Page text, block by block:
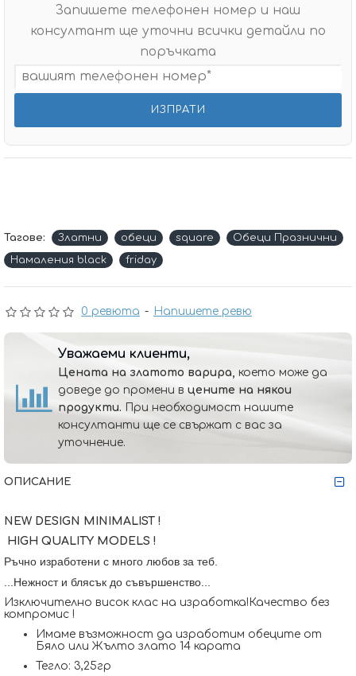
0 ревюта - Напишете ревю
Запишете телефонен номер и наш
консултант ще уточни всички детайли по
поръчката
Тагове: Златни обеци square
Обеци Празнични
Намаления black
friday
Уважаеми клиенти,
Цената на златото варира, което може да
доведе до промени в цените на някои
продукти. При необходимост нашите
консултанти ще се свържат с вас за
уточнение.
ОПИСАНИЕ
NEW DESIGN MINIMALIST !
HIGH QUALITY MODELS !
Ръчно изработени с много любов за теб.
...Нежност и блясък до съвършенство...
Изключително висок клас на изработка!Качество без
компромис !
Имаме възможност да изработим обеците от
Бяло или Жълто злато 14 карата
Тегло: 3,25гр